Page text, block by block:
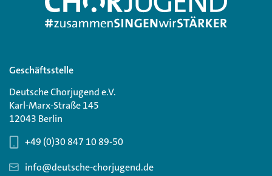
Geschäftsstelle
Deutsche Chorjugend e.V.
Karl-Marx-Straße 145
12043 Berlin
+49 (0)30 847 10 89-50
info@deutsche-chorjugend.de